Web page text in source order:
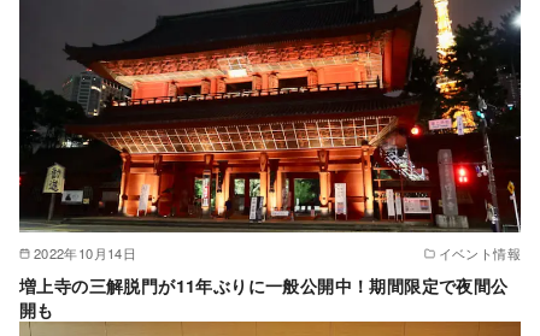
2022年10月14日 イベント情報
増上寺の三解脱門が11年ぶりに一般公開中！期間限定で夜間公
開も